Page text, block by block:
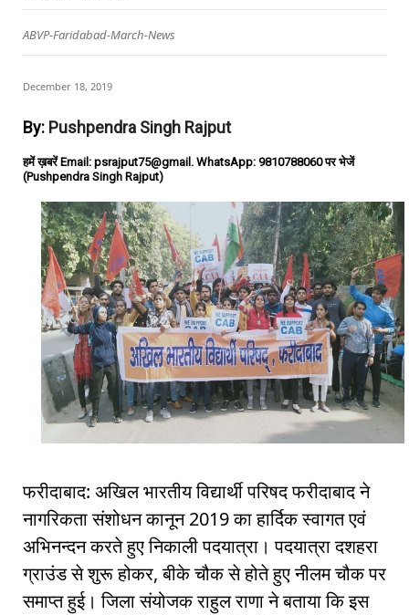
ABVP-Faridabad-March-News
December 18, 2019
By: Pushpendra Singh Rajput
हमें ख़बरें Email: psrajput75@gmail. WhatsApp: 9810788060 पर भेजें
(Pushpendra Singh Rajput)
फरीदाबाद: अखिल भारतीय विद्यार्थी परिषद फरीदाबाद ने
नागरिकता संशोधन कानून 2019 का हार्दिक स्वागत एवं
अभिनन्दन करते हुए निकाली पदयात्रा। पदयात्रा दशहरा
ग्राउंड से शुरू होकर, बीके चौक से होते हुए नीलम चौक पर
समाप्त हुई। जिला संयोजक राहुल राणा ने बताया कि इस